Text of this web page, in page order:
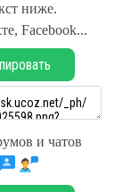
ниже.
Facebook...
и чатов